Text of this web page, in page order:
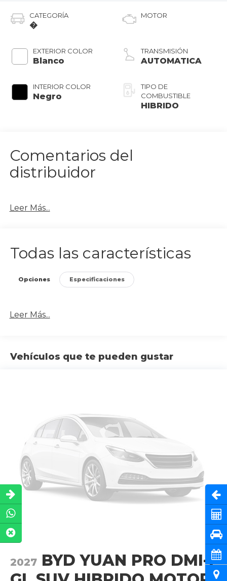
CATEGORÍA
�
EXTERIOR COLOR
Blanco
INTERIOR COLOR
Negro
MOTOR
TRANSMISIÓN
AUTOMATICA
TIPO DE
COMBUSTIBLE
HIBRIDO
Comentarios del
distribuidor
Leer Más...
Todas las características
Opciones Especificaciones
Leer Más...
Vehículos que te pueden gustar
2027 BYD YUAN PRO DMI-I